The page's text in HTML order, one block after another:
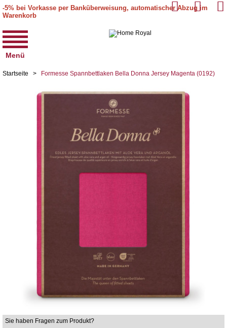
-5% bei Vorkasse per Banküberweisung, automatischer Abzug im
Warenkorb
Menü
Startseite > Formesse Spannbettlaken Bella Donna Jersey Magenta (0192)
Sie haben Fragen zum Produkt?